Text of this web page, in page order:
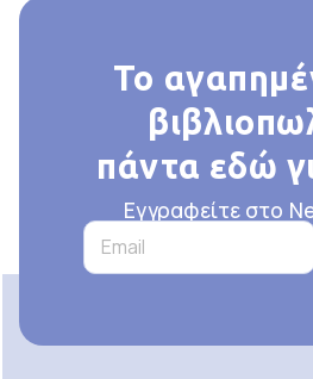
Το
πάντα εδώ
Εγγραφείτε στο